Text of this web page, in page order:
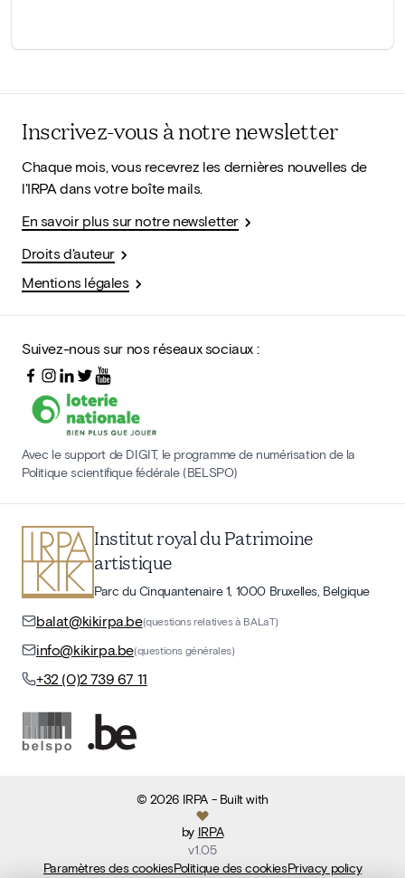
Inscrivez-vous à notre newsletter
Chaque mois, vous recevrez les dernières nouvelles de
l'IRPA dans votre boîte mails.
En savoir plus sur notre newsletter
Droits d'auteur
Mentions légales
Suivez-nous sur nos réseaux sociaux :
Avec le support de DIGIT, le programme de numérisation de la
Politique scientifique fédérale (BELSPO)
Institut royal du Patrimoine
artistique
Parc du Cinquantenaire 1, 1000 Bruxelles, Belgique
balat@kikirpa.be(questions relatives à BALaT)
info@kikirpa.be(questions générales)
+32 (0)2 739 67 11
©2026 IRPA- Built with
by IRPA
v1.05
Paramètres des cookiesPolitique des cookiesPrivacy policy